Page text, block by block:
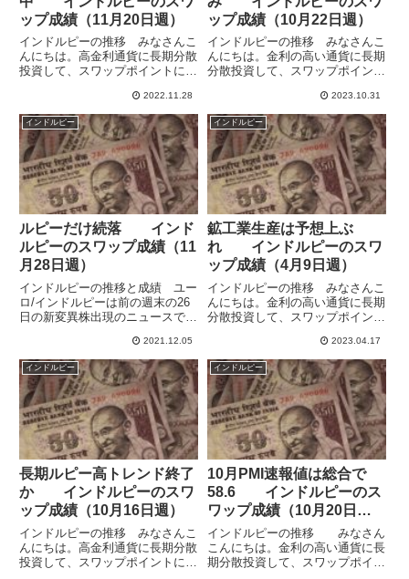
ップ成績（11月20日週）
インドルピーの推移 みなさんこ
んにちは。高金利通貨に長期分散
投資して、スワップポイントによ
ドル・英ポンド・メキシコペソ・
南アフリカランド・トルコリラ・
ブラジルレアル・インドルピー・
ポーランドズロチ・チェココル
ナ...
2022.11.28
ップ成績（10月22日週）
インドルピーの推移 みなさんこ
んにちは。金利の高い通貨に長期
分散投資して、スワップポイント
す。米ドル・ユーロ・メキシコペ
ソ・トルコリラ・ブラジルレア
ル・インドルピー・ポーランドズ
ロチ・チェココルナ・ハンガリー
フォ...
2023.10.31
インドルピー
ルピーだけ続落 インド
ルピーのスワップ成績（11
月28日週）
インドルピーの推移と成績 ユー
ロ/インドルピーは前の週末の26
日の新変異株出現のニュースでユ
ピー安）となって、年初来安値
（＝ルピーの最高値）から大幅上
昇となっていましたが、11月28
日週もほとんど反落の動きは見...
2021.12.05
インドルピー
鉱工業生産は予想上ぶ
れ インドルピーのスワ
ップ成績（4月9日週）
インドルピーの推移 みなさんこ
んにちは。金利の高い通貨に長期
分散投資して、スワップポイント
す。米ドル・英ポンド・メキシコ
ペソ・南アフリカランド・トルコ
リラ・ブラジルレアル・インドル
ピー・ポーランドズロチ・チェコ
コ...
2023.04.17
インドルピー
長期ルピー高トレンド終了
か インドルピーのスワ
ップ成績（10月16日週）
インドルピーの推移 みなさんこ
んにちは。高金利通貨に長期分散
投資して、スワップポイントによ
インドルピー
10月PMI速報値は総合で
58.6 インドルピーのス
ワップ成績（10月20日
週）
インドルピーの推移 みなさん
こんにちは。金利の高い通貨に長
期分散投資して、スワップポイン